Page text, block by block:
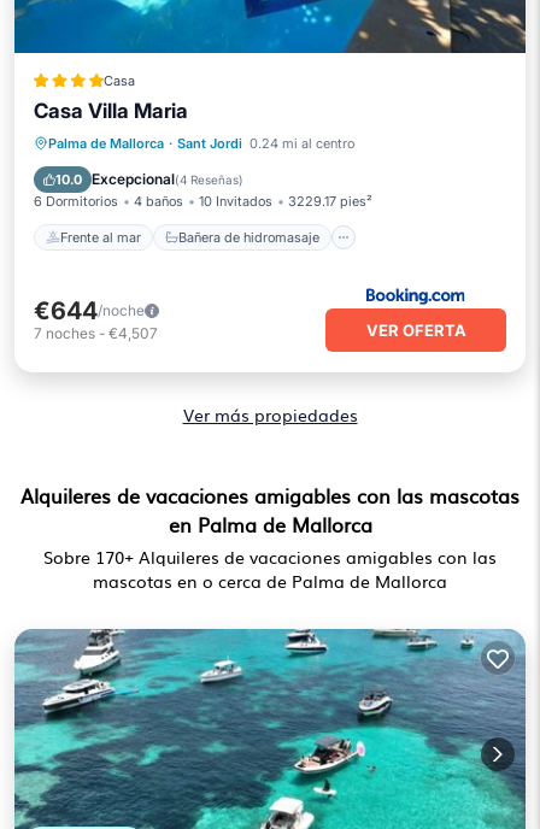
Casa
Casa Villa Maria
Palma de Mallorca · Sant Jordi 0.24 mi al centro
10.0 Excepcional(4 Reseñas)
6 Dormitorios 4 baños 10 Invitados 3229.17 pies²
Frente al mar Bañera de hidromasaje
Frente al mar
Bañera de hidromasaje
Desayuno
Aparcamiento
€644/noche
7 noches - €4,507 VER OFERTA
Ver más propiedades
Alquileres de vacaciones amigables con las mascotas
en Palma de Mallorca
Sobre 170+ Alquileres de vacaciones amigables con las
mascotas en o cerca de Palma de Mallorca